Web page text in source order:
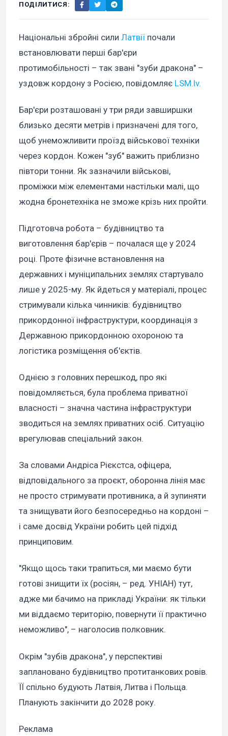
ПОДІЛИТИСЯ:
Національні збройні сили Латвії почали
встановлювати перші бар'єри
протимобільності – так звані "зуби дракона" –
уздовж кордону з Росією, повідомляє LSM.lv.
Бар'єри розташовані у три ряди завширшки
близько десяти метрів і призначені для того,
щоб унеможливити проїзд військової техніки
через кордон. Кожен "зуб" важить приблизно
півтори тонни. Як зазначили військові,
проміжки між елементами настільки малі, що
жодна бронетехніка не зможе крізь них пройти.
Підготовча робота – будівництво та
виготовлення бар'єрів – почалася ще у 2024
році. Проте фізичне встановлення на
державних і муніципальних землях стартувало
лише у 2025-му. Як йдеться у матеріалі, процес
стримували кілька чинників: будівництво
прикордонної інфраструктури, координація з
Державною прикордонною охороною та
логістика розміщення об'єктів.
Однією з головних перешкод, про які
повідомляється, була проблема приватної
власності – значна частина інфраструктури
зводиться на землях приватних осіб. Ситуацію
врегулював спеціальний закон.
За словами Андріса Рієкстса, офіцера,
відповідального за проєкт, оборонна лінія має
не просто стримувати противника, а й зупиняти
та знищувати його безпосередньо на кордоні –
і саме досвід України робить цей підхід
принциповим.
"Якщо щось таки трапиться, ми маємо бути
готові знищити їх (росіян, – ред. УНІАН) тут,
адже ми бачимо на прикладі України: як тільки
ми віддаємо територію, повернути її практично
неможливо", – наголосив полковник.
Окрім "зубів дракона", у перспективі
заплановано будівництво протитанкових ровів.
ЇЇ спільно будують Латвія, Литва і Польща.
Планують закінчити до 2028 року.
Реклама